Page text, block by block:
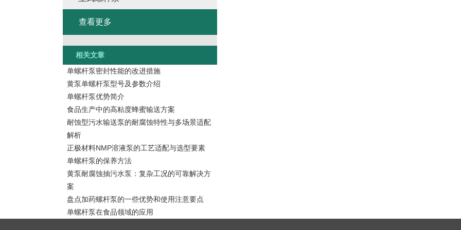
查看更多
相关文章
单螺杆泵密封性能的改进措施
黄泵单螺杆泵型号及参数介绍
单螺杆泵优势简介
食品生产中的高粘度蜂蜜输送方案
耐蚀型污水输送泵的耐腐蚀特性与多场景适配
解析
正极材料NMP溶液泵的工艺适配与选型要素
单螺杆泵的保养方法
黄泵耐腐蚀抽污水泵：复杂工况的可靠解决方
案
盘点加药螺杆泵的一些优势和使用注意要点
单螺杆泵在食品领域的应用